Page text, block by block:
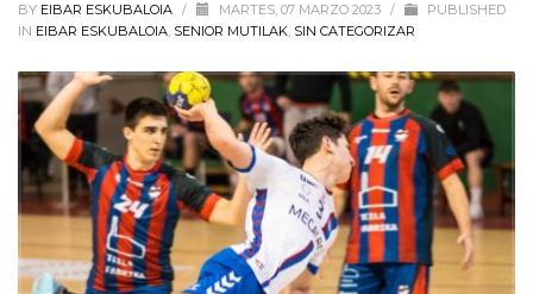
BY EIBAR ESKUBALOIA / MARTES, 07 MARZO 2023 /
PUBLISHED
IN EIBAR ESKUBALOIA, SENIOR MUTILAK, SIN CATEGORIZAR